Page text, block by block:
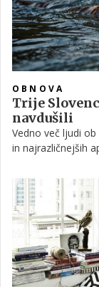
OBNOVA
Trije
navdušili
Vedno več ljudi
in najrazličnejših
Če se najdete
iger, kot so šah,
navdušeni nad
kreativnosti treh